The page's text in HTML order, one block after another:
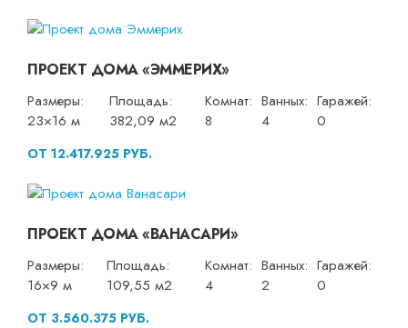
ПРОЕКТ ДОМА «ЭММЕРИХ»
Размеры:
23×16 м
Площадь:
382,09 м2
Комнат:
8
Ванных:
4
Гаражей:
0
ОТ 12.417.925 РУБ.
ПРОЕКТ ДОМА «ВАНАСАРИ»
Размеры:
16×9 м
Площадь:
109,55 м2
Комнат:
4
Ванных:
2
Гаражей:
0
ОТ 3.560.375 РУБ.